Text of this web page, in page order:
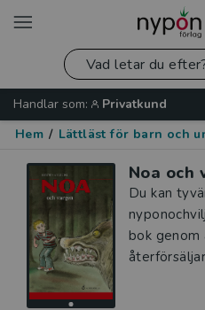
Handlar som:
Privatkund
Hem / Lättläst för barn och
Noa och
Du kan
bok genom